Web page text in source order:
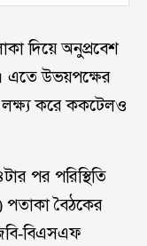
দিয়ে অনুপ্রবেশ
এতে উভয়পক্ষের
লক্ষ্য করে ককটেলও
পর পরিস্থিতি
পতাকা বৈঠকের
বিএসএফ